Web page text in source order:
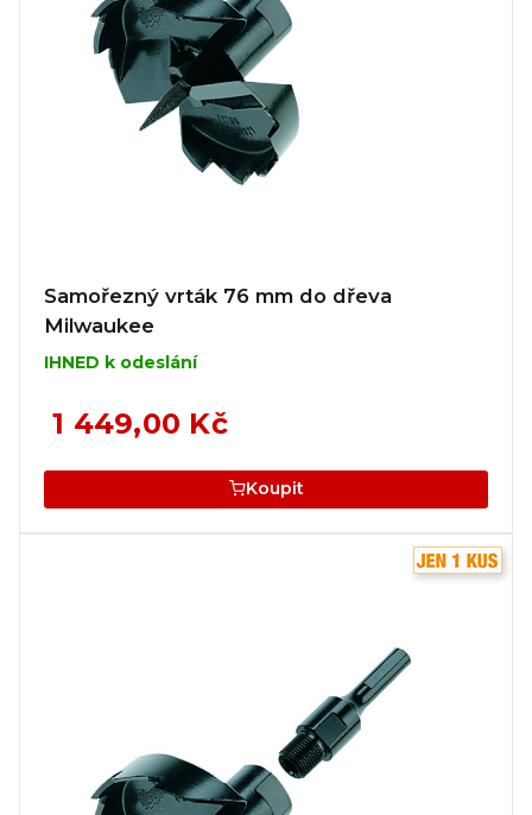
Samořezný vrták 76 mm do dřeva
Milwaukee
IHNED k odeslání
1 449,00 Kč
Koupit